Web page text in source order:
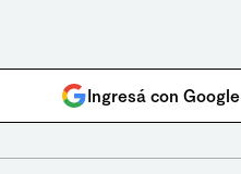
Ingresá con Google